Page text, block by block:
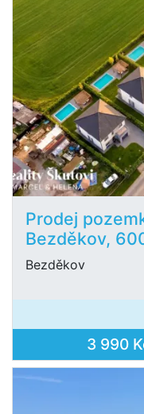
Prodej
Bezděkov,
Bezděkov
3 990